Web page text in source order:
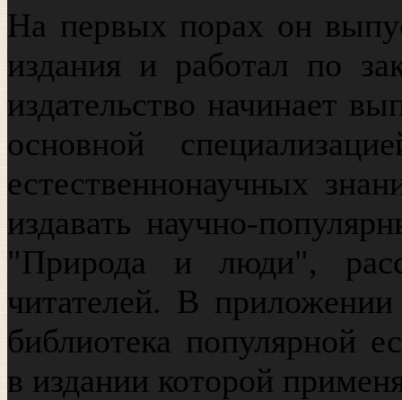
На первых порах он
издания и работал по
издательство начинает
основной
естественнонаучных
издавать научно-
"Природа и люди",
читателей. В
библиотека популярной
в издании которой